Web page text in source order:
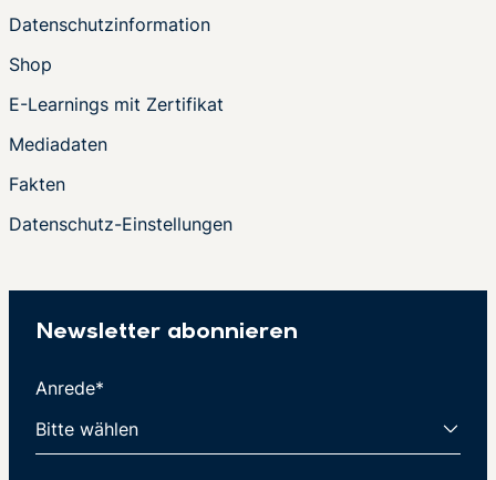
Datenschutzinformation
Shop
E-Learnings mit Zertifikat
Mediadaten
Fakten
Datenschutz-Einstellungen
Newsletter abonnieren
Anrede*